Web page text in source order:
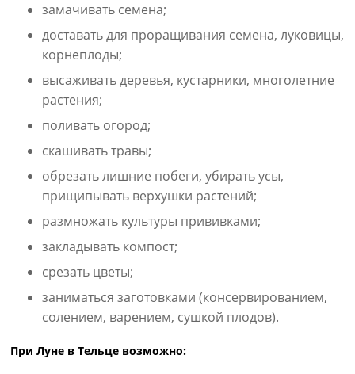
замачивать семена;
доставать для проращивания семена, луковицы,
корнеплоды;
высаживать деревья, кустарники, многолетние
растения;
поливать огород;
скашивать травы;
обрезать лишние побеги, убирать усы,
прищипывать верхушки растений;
размножать культуры прививками;
закладывать компост;
срезать цветы;
заниматься заготовками (консервированием,
солением, варением, сушкой плодов).
При Луне в Тельце возможно: